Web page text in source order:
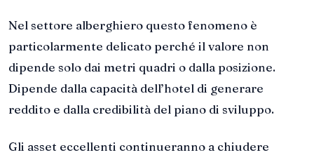
Nel settore alberghiero questo fenomeno è
particolarmente delicato perché il valore non
dipende solo dai metri quadri o dalla posizione.
Dipende dalla capacità dell’hotel di generare
reddito e dalla credibilità del piano di sviluppo.
Gli asset eccellenti continueranno a chiudere